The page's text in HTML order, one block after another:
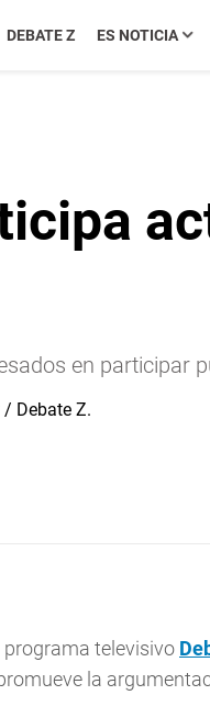
DEBATE Z ES NOTICIA
en participar
televisivo
la